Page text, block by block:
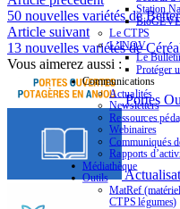
50 nouvelles variétés de
Article suivant
13 nouvelles variétés de
Vous aimerez aussi :
Portes
Station
Le CTPS
L’INOV
Le
Protéger
Communications
Actualités
Newsletters
Ressources
Webinaires
Communiqués
Rapports
Médiathèque
Outils
MatRef
CTPS légumes)